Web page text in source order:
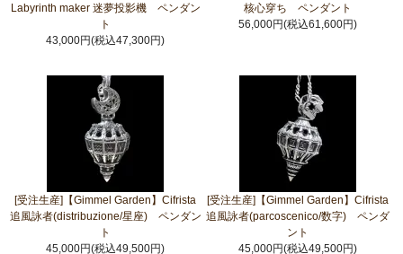
Labyrinth maker 迷夢投影機 ペンダン
ト
43,000円(税込47,300円)
核心穿ち ペンダント
56,000円(税込61,600円)
[受注生産]【Gimmel Garden】Cifrista
追風詠者(distribuzione/星座) ペンダン
ト
45,000円(税込49,500円)
[受注生産]【Gimmel Garden】Cifrista
追風詠者(parcoscenico/数字) ペンダ
ント
45,000円(税込49,500円)